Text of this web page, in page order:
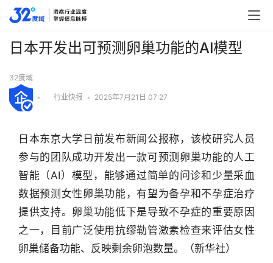
行
日本开发出可预测卵巢功能的AI模型
32度域
• 行业快报 • 2025年7月21日 07:27
日本东京大学日前发布新闻公报称，该校研究人员
参与的团队成功开发出一款可预测卵巢功能的人工
智能（AI）模型，能够通过简单的问诊和少量采血
数据预测女性卵巢功能，有望为备孕和不孕症治疗
提供支持。卵巢功能低下是导致不孕症的重要原因
之一，目前广泛使用抗缪勒管激素检查来评估女性
卵巢储备功能、反映剩余卵泡数量。（新华社）